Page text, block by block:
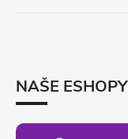
NAŠE ESHOPY